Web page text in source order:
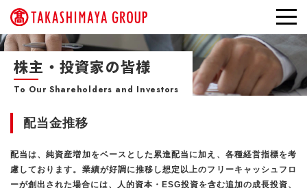
株主・投資家の皆様
To Our Shareholders and Investors
配当金推移
配当は、純資産増加をベースとした累進配当に加え、各種経営指標を考
慮しております。業績が好調に推移し想定以上のフリーキャッシュフロ
ーが創出された場合には、人的資本・ESG投資を含む追加の成長投資、